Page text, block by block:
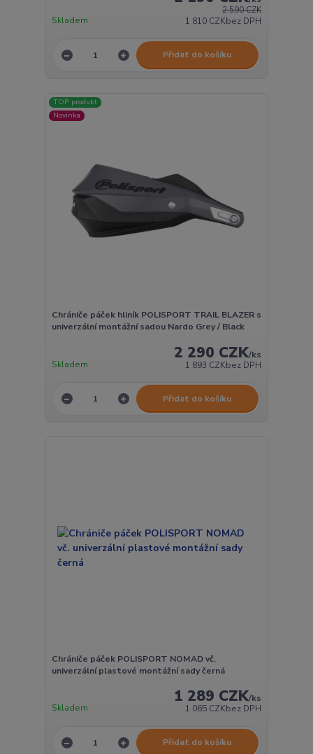
2 590 CZK
1 810 CZKbez DPH
Skladem
Přidat do košíku
TOP produkt
Novinka
Chrániče páček hliník POLISPORT TRAIL BLAZER s
univerzální montážní sadou Nardo Grey / Black
2 290 CZK/ks
1 893 CZKbez DPH
Skladem
Přidat do košíku
Chrániče páček POLISPORT NOMAD vč.
univerzální plastové montážní sady černá
1 289 CZK/ks
1 065 CZKbez DPH
Skladem
Přidat do košíku